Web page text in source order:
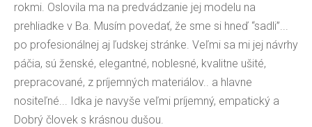
rokmi. Oslovila ma na predvádzanie jej modelu na
prehliadke v Ba. Musím povedať, že sme si hneď “sadli”...
po profesionálnej aj ľudskej stránke. Veľmi sa mi jej návrhy
páčia, sú ženské, elegantné, noblesné, kvalitne ušité,
prepracované, z príjemných materiálov.. a hlavne
nositeľné... Idka je navyše veľmi príjemný, empatický a
Dobrý človek s krásnou dušou.